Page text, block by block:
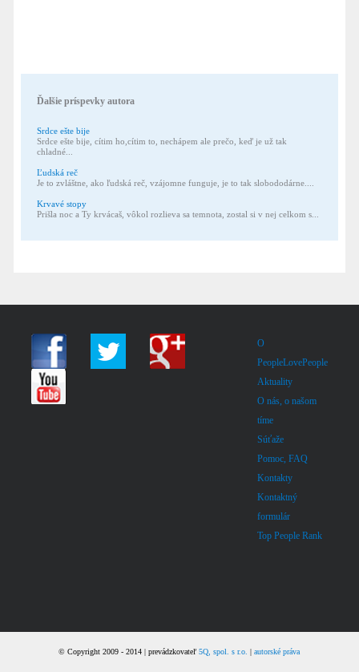
Ďalšie príspevky autora
Srdce ešte bije
Srdce ešte bije, cítim ho,cítim to, nechápem ale prečo, keď je už tak
chladné...
Ľudská reč
Je to zvláštne, ako ľudská reč, vzájomne funguje, je to tak slobododárne....
Krvavé stopy
Prišla noc a Ty krvácaš, vôkol rozlieva sa temnota, zostal si v nej celkom s...
O
PeopleLovePeople
Aktuality
O nás, o našom
tíme
Súťaže
Pomoc, FAQ
Kontakty
Kontaktný
formulár
Top People Rank
© Copyright 2009 - 2014 | prevádzkovateľ5Q, spol. s r.o. |autorské práva